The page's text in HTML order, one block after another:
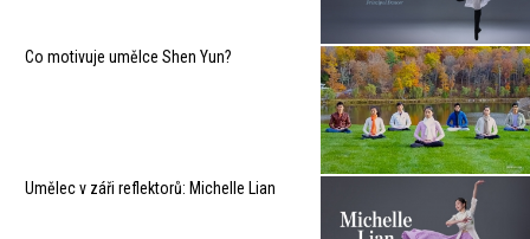
Co motivuje umělce Shen Yun?
Umělec v záři reflektorů: Michelle Lian